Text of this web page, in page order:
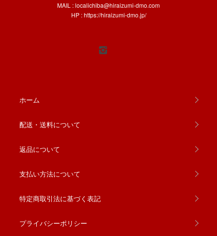
MAIL :localichiba@hiraizumi-dmo.com
HP :https://hiraizumi-dmo.jp/
ホーム
配送・送料について
返品について
支払い方法について
特定商取引法に基づく表記
プライバシーポリシー